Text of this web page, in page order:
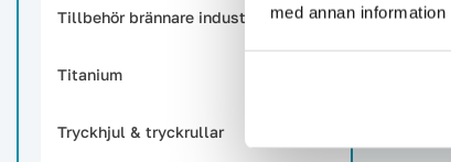
med annan
Tillbehör brännare industri
Titanium
Tryckhjul & tryckrullar